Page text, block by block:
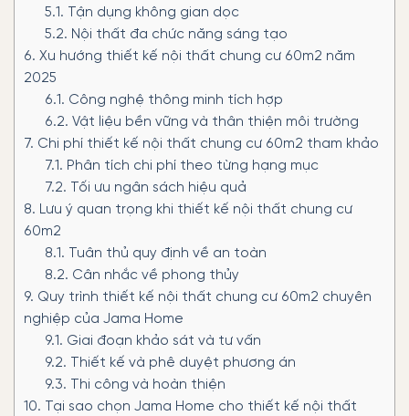
5.1. Tận dụng không gian dọc
5.2. Nội thất đa chức năng sáng tạo
6. Xu hướng thiết kế nội thất chung cư 60m2 năm
2025
6.1. Công nghệ thông minh tích hợp
6.2. Vật liệu bền vững và thân thiện môi trường
7. Chi phí thiết kế nội thất chung cư 60m2 tham khảo
7.1. Phân tích chi phí theo từng hạng mục
7.2. Tối ưu ngân sách hiệu quả
8. Lưu ý quan trọng khi thiết kế nội thất chung cư
60m2
8.1. Tuân thủ quy định về an toàn
8.2. Cân nhắc về phong thủy
9. Quy trình thiết kế nội thất chung cư 60m2 chuyên
nghiệp của Jama Home
9.1. Giai đoạn khảo sát và tư vấn
9.2. Thiết kế và phê duyệt phương án
9.3. Thi công và hoàn thiện
10. Tại sao chọn Jama Home cho thiết kế nội thất